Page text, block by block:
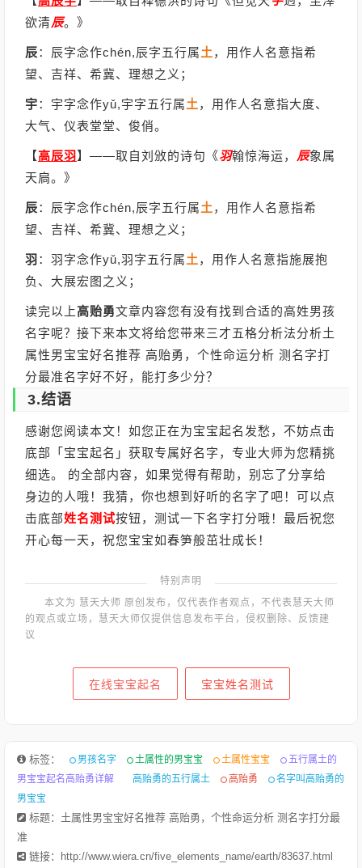
欲清辰。》
辰：辰字念作chén,辰字五行属土 ，用作人名意指希
望、吉祥、希冀、理想之义；
宇：宇字念作yǔ,宇字五行属土 ，用作人名意指大度、
大气、仪表堂堂、俊俏。
【高辰羽 】 ——取自刘攽的诗句《羽翰惊海运， 辰象属
天扃。》
辰：辰字念作chén,辰字五行属土 ，用作人名意指希
望、吉祥、希冀、理想之义；
羽 ：羽字念作yǔ,羽字五行属土 ，用作人名意指施展抱
负、大展宏图之义；
读完以上高贻勇文章内容您有没有找到合适的高姓男孩
名字呢？接下来本文将给您带来三才五格分析法分析土
属性男宝宝好名推荐 高贻勇，个性命运分析 测名字打
分最准名字好不好，能打多少分？
3.结语
感谢您阅读本文！如您正在为宝宝起名发愁，不妨点击
底部「宝宝起名」获取专属好名字，专业大师为您精挑
细选。 的全部内容，如果觉得有帮助，别忘了分享给
身边的人哦！我猜，你也想到好听的名字了吧！可以点
击底部姓名测试按钮，测试一下名字打分哦！最后祝您
开心每一天，祝您宝宝如春笋般茁壮成长！
特别声明
本文为 慧天大师 原创发布，仅代表作者观点，不代表慧天大师
的观点或立场，慧天大师仅提供信息发布平台，侵权删除、反馈建
议
在线宝宝起名 宝宝姓名测试
标签： 男孩名字 土属性的男宝宝 土属性宝宝
五行属土的
男宝宝起名高贻勇详解
高贻勇的五行属土 高贻勇
名字叫高贻勇的
男宝宝
标题：土属性男宝宝好名推荐 高贻勇，个性命运分析 测名字打分最
准
链接：http://www.wiera.cn/five_elements_name/earth/83637.html